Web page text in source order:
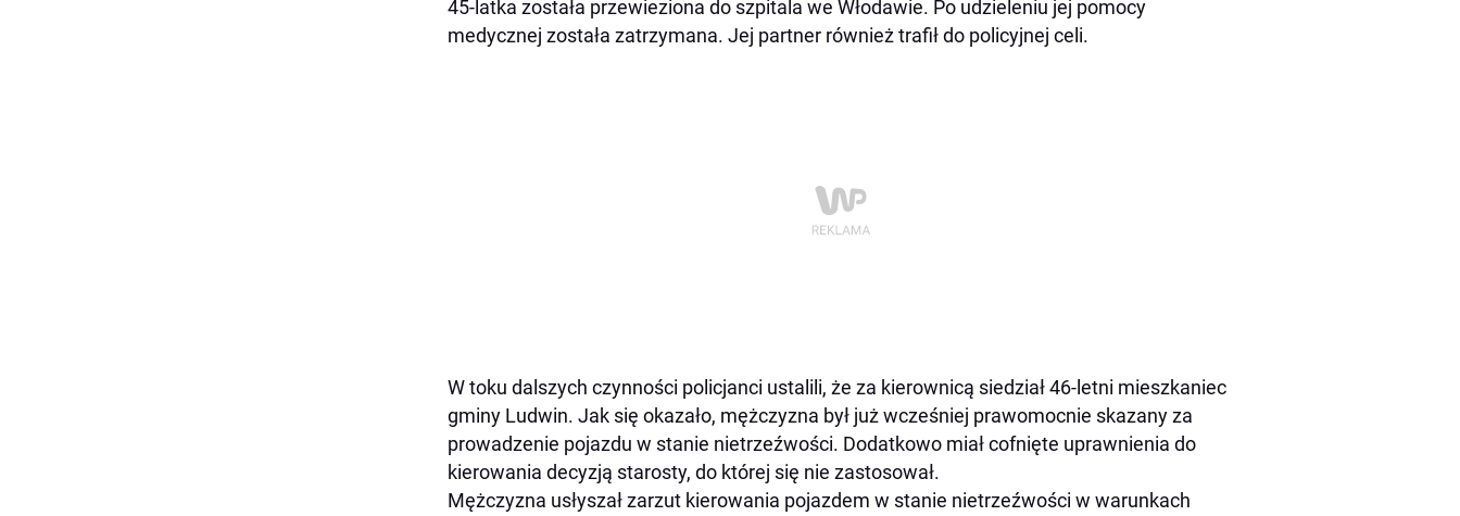
45-latka została przewieziona do szpitala we Włodawie. Po udzieleniu jej pomocy
medycznej została zatrzymana. Jej partner również trafił do policyjnej celi.
W toku dalszych czynności policjanci ustalili, że za kierownicą siedział 46-letni mieszkaniec
gminy Ludwin. Jak się okazało, mężczyzna był już wcześniej prawomocnie skazany za
prowadzenie pojazdu w stanie nietrzeźwości. Dodatkowo miał cofnięte uprawnienia do
kierowania decyzją starosty, do której się nie zastosował.
Mężczyzna usłyszał zarzut kierowania pojazdem w stanie nietrzeźwości w warunkach